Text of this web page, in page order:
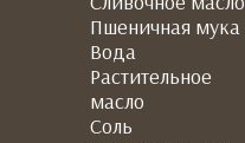
Пшеничная мука
Вода
Растительное
масло
Соль